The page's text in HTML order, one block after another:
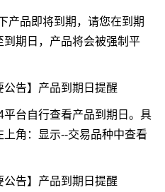
产品即将到期，请您在到期
到期日，产品将会被强制平
台自行查看产品到期日。具
角：显示--交易品种中查看